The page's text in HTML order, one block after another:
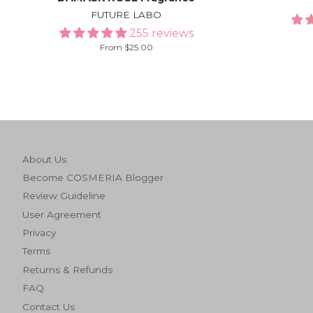
FUTURE LABO
255 reviews
From $25.00
About Us
Become COSMERIA Blogger
Review Guideline
User Agreement
Privacy
Terms
Returns & Refunds
FAQ
Contact Us